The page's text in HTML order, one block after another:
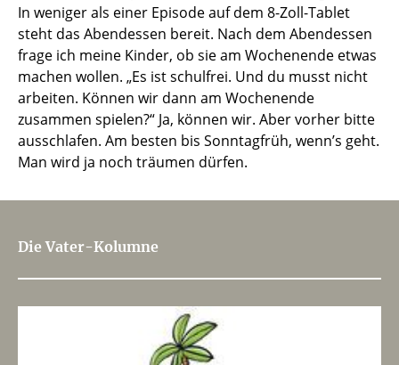
In weniger als einer Episode auf dem 8-Zoll-Tablet
steht das Abendessen bereit. Nach dem Abendessen
frage ich meine Kinder, ob sie am Wochenende etwas
machen wollen. „Es ist schulfrei. Und du musst nicht
arbeiten. Können wir dann am Wochenende
zusammen spielen?“ Ja, können wir. Aber vorher bitte
ausschlafen. Am besten bis Sonntagfrüh, wenn’s geht.
Man wird ja noch träumen dürfen.
Die Vater-Kolumne